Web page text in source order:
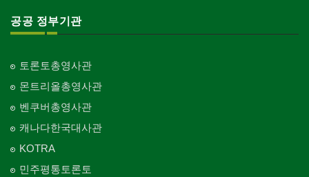
Church-Full Gospel
Church-Evangelical
Church-Mission
Church-Independent
공공 정부기관
토론토총영사관
몬트리올총영사관
벤쿠버총영사관
캐나다한국대사관
KOTRA
민주평통토론토